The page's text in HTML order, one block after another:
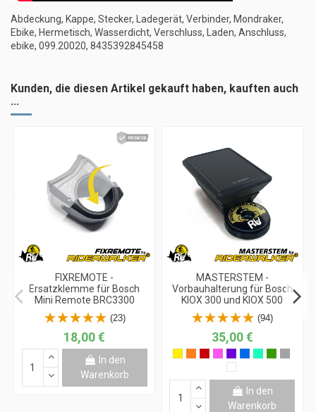
Abdeckung, Kappe, Stecker, Ladegerät, Verbinder, Mondraker,
Ebike, Hermetisch, Wasserdicht, Verschluss, Laden, Anschluss,
ebike, 099.20020, 8435392845458
Kunden, die diesen Artikel gekauft haben, kauften auch
...
FIXREMOTE -
Ersatzklemme für Bosch
Mini Remote BRC3300
(23)
18,00 €
In den
Warenkorb
MASTERSTEM -
Vorbauhalterung für Bosch
KIOX 300 und KIOX 500
(94)
35,00 €
In den
Warenkorb